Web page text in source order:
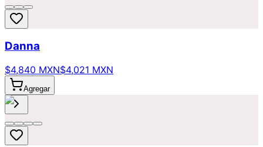
Danna
$4,840 MXN$4,021 MXN
Agregar